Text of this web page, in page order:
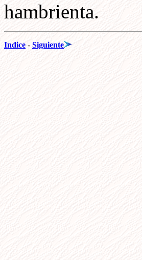
hambrienta.
Indice - Siguiente